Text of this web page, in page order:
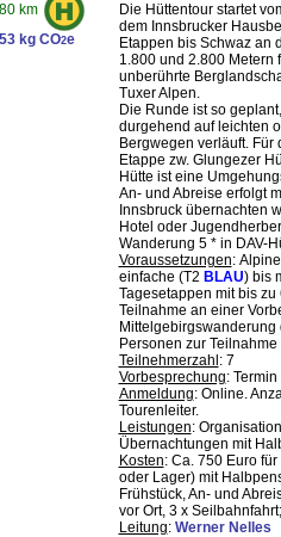
km
kg CO2e
Die Hüttentour startet
dem Innsbrucker
Etappen bis Schwaz an
1.800 und 2.800 Metern
unberührte
Tuxer Alpen.
Die Runde ist so
durgehend auf leichten
Bergwegen verläuft. Für
Etappe zw. Glungezer
Hütte ist eine
An- und Abreise erfolgt
Innsbruck übernachten
Hotel oder
Wanderung 5 * in DAV-
Voraussetzungen:
einfache (T2 BLAU) bis
Tagesetappen mit bis
Teilnahme an einer
Mittelgebirgswanderung
Personen zur
Teilnehmerzahl : 7
Vorbesprechung:
Anmeldung: Online.
Tourenleiter.
Leistungen:
Übernachtungen mit
Kosten: Ca. 750 Euro
oder Lager) mit
Frühstück, An- und
vor Ort, 3 x
Leitung: Werner Nelles